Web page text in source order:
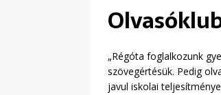
„Régóta foglalkozunk
szövegértésük. Pedig
javul iskolai